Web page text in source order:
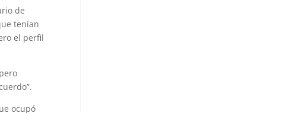
de
tenían
el perfil
ocupó